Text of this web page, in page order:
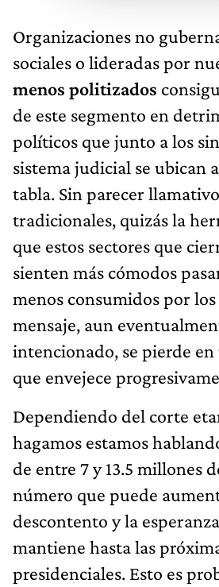
Organizaciones no
sociales o lideradas por
menos politizados
de este segmento en
políticos que junto a los
sistema judicial se ubican
tabla. Sin parecer
tradicionales, quizás la
que estos sectores que
sienten más cómodos
menos consumidos por
mensaje, aun
intencionado, se pierde
que envejece
Dependiendo del corte
hagamos estamos
de entre 7 y 13.5 millones
número que puede
descontento y la
mantiene hasta las
presidenciales. Esto es